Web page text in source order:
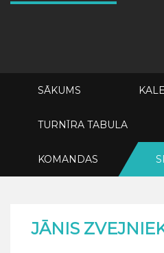
SĀKUMS
TURNĪRA TABULA
KOMANDAS
JĀNIS